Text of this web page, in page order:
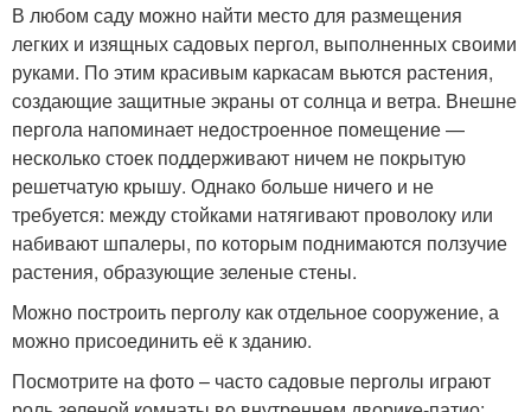
В любом саду можно найти место для размещения
легких и изящных садовых пергол, выполненных своими
руками. По этим красивым каркасам вьются растения,
создающие защитные экраны от солнца и ветра. Внешне
пергола напоминает недостроенное помещение —
несколько стоек поддерживают ничем не покрытую
решетчатую крышу. Однако больше ничего и не
требуется: между стойками натягивают проволоку или
набивают шпалеры, по которым поднимаются ползучие
растения, образующие зеленые стены.
Можно построить перголу как отдельное сооружение, а
можно присоединить её к зданию.
Посмотрите на фото – часто садовые перголы играют